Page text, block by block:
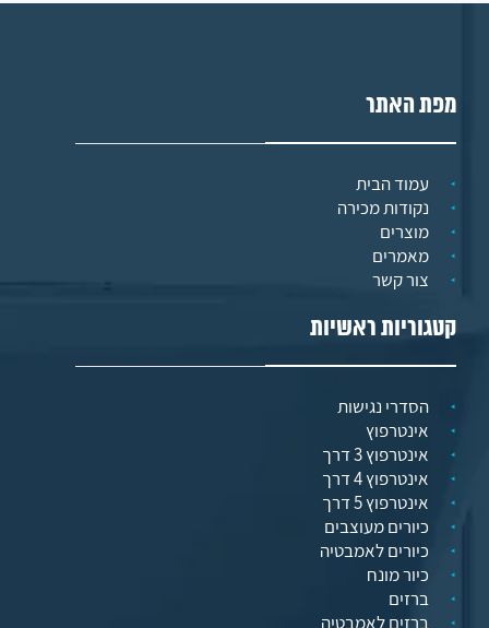
מפת האתר
עמוד הבית
נקודות מכירה
מוצרים
מאמרים
צור קשר
קטגוריות ראשיות
הסדרי נגישות
אינטרפוץ
אינטרפוץ 3 דרך
אינטרפוץ 4 דרך
אינטרפוץ 5 דרך
כיורים מעוצבים
כיורים לאמבטיה
כיור מונח
ברזים
ברזים לאמבטיה